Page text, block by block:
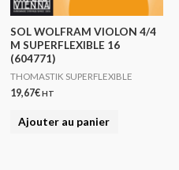
SOL WOLFRAM VIOLON 4/4
M SUPERFLEXIBLE 16
(604771)
THOMASTIK SUPERFLEXIBLE
19,67€HT
Ajouter au panier